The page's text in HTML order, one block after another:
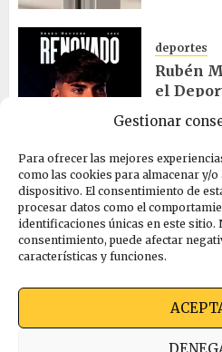
Gestionar
Para ofrecer las mejores
como las cookies para almacenar y/
dispositivo. El consentimiento de
procesar datos como el
identificaciones únicas en este
consentimiento, puede afectar
características y funciones.
deportes
Rubén
el
cultura
asisten
Ekimen